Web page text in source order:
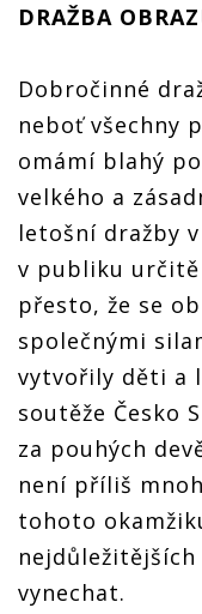
DRAŽBA
Dobročinné
neboť všechny
omámí blahý
velkého a
letošní dražby
v publiku
přesto, že se
společnými
vytvořily děti a
soutěže Česko
za pouhých
není příliš
tohoto
vynechat.